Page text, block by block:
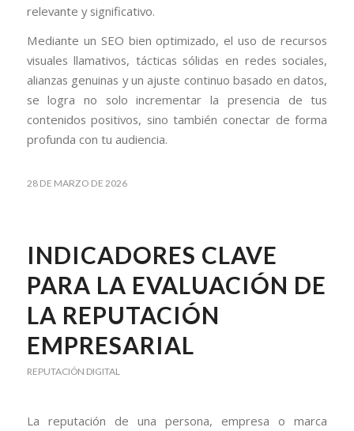
relevante y significativo.
Mediante un SEO bien optimizado, el uso de recursos
visuales llamativos, tácticas sólidas en redes sociales,
alianzas genuinas y un ajuste continuo basado en datos,
se logra no solo incrementar la presencia de tus
contenidos positivos, sino también conectar de forma
profunda con tu audiencia.
28 DE MARZO DE 2026
INDICADORES CLAVE
PARA LA EVALUACIÓN DE
LA REPUTACIÓN
EMPRESARIAL
REPUTACIÓN DIGITAL
La reputación de una persona, empresa o marca